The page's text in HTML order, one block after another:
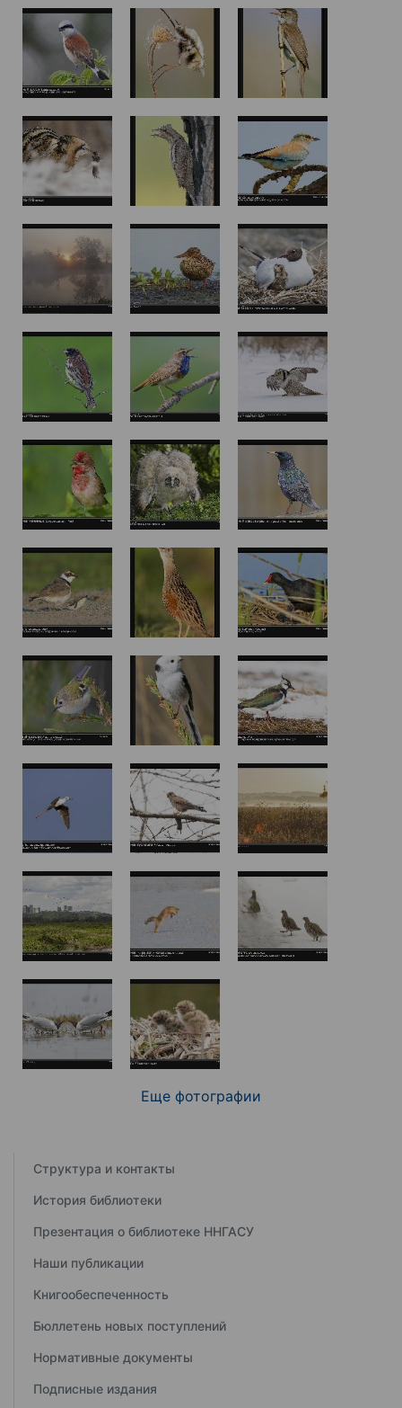
Еще фотографии
Структура и контакты
История библиотеки
Презентация о библиотеке ННГАСУ
Наши публикации
Книгообеспеченность
Бюллетень новых поступлений
Нормативные документы
Подписные издания